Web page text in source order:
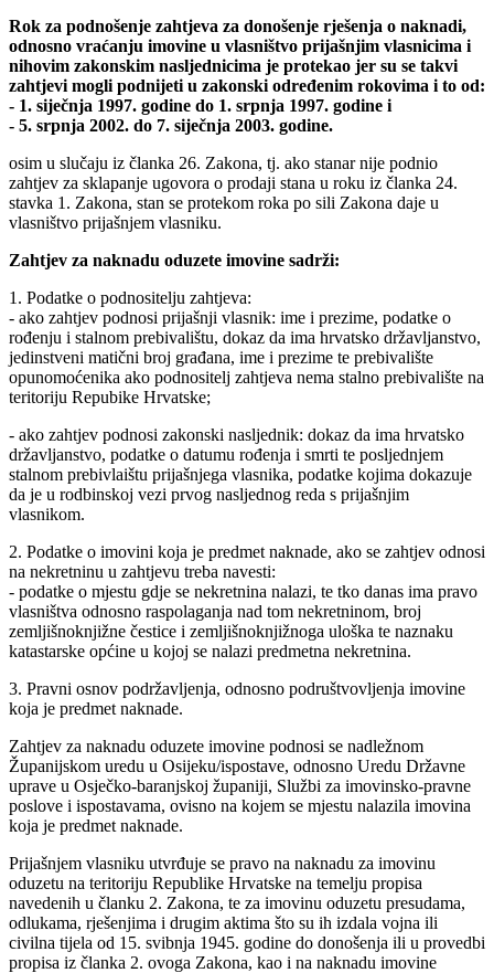
Rok za podnošenje zahtjeva za donošenje rješenja o naknadi,
odnosno vraćanju imovine u vlasništvo prijašnjim vlasnicima i
nihovim zakonskim nasljednicima je protekao jer su se takvi
zahtjevi mogli podnijeti u zakonski određenim rokovima i to od:
- 1. siječnja 1997. godine do 1. srpnja 1997. godine i
- 5. srpnja 2002. do 7. siječnja 2003. godine.
osim u slučaju iz članka 26. Zakona, tj. ako stanar nije podnio
zahtjev za sklapanje ugovora o prodaji stana u roku iz članka 24.
stavka 1. Zakona, stan se protekom roka po sili Zakona daje u
vlasništvo prijašnjem vlasniku.
Zahtjev za naknadu oduzete imovine sadrži:
1. Podatke o podnositelju zahtjeva:
- ako zahtjev podnosi prijašnji vlasnik: ime i prezime, podatke o
rođenju i stalnom prebivalištu, dokaz da ima hrvatsko državljanstvo,
jedinstveni matični broj građana, ime i prezime te prebivalište
opunomoćenika ako podnositelj zahtjeva nema stalno prebivalište na
teritoriju Repubike Hrvatske;
- ako zahtjev podnosi zakonski nasljednik: dokaz da ima hrvatsko
državljanstvo, podatke o datumu rođenja i smrti te posljednjem
stalnom prebivlaištu prijašnjega vlasnika, podatke kojima dokazuje
da je u rodbinskoj vezi prvog nasljednog reda s prijašnjim
vlasnikom.
2. Podatke o imovini koja je predmet naknade, ako se zahtjev odnosi
na nekretninu u zahtjevu treba navesti:
- podatke o mjestu gdje se nekretnina nalazi, te tko danas ima pravo
vlasništva odnosno raspolaganja nad tom nekretninom, broj
zemljišnoknjižne čestice i zemljišnoknjižnoga uloška te naznaku
katastarske općine u kojoj se nalazi predmetna nekretnina.
3. Pravni osnov podržavljenja, odnosno podruštvovljenja imovine
koja je predmet naknade.
Zahtjev za naknadu oduzete imovine podnosi se nadležnom
Županijskom uredu u Osijeku/ispostave, odnosno Uredu Državne
uprave u Osječko-baranjskoj županiji, Službi za imovinsko-pravne
poslove i ispostavama, ovisno na kojem se mjestu nalazila imovina
koja je predmet naknade.
Prijašnjem vlasniku utvrđuje se pravo na naknadu za imovinu
oduzetu na teritoriju Republike Hrvatske na temelju propisa
navedenih u članku 2. Zakona, te za imovinu oduzetu presudama,
odlukama, rješenjima i drugim aktima što su ih izdala vojna ili
civilna tijela od 15. svibnja 1945. godine do donošenja ili u provedbi
propisa iz članka 2. ovoga Zakona, kao i na naknadu imovine